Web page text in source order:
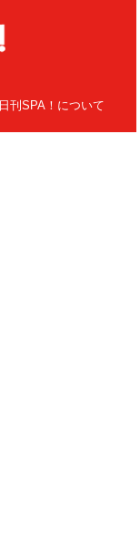
日刊SPA！について